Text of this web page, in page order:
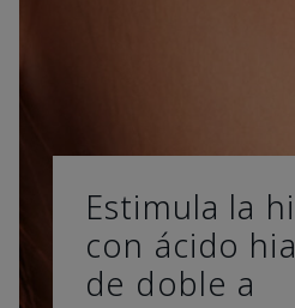
Estimula la
con ácido
de doble a